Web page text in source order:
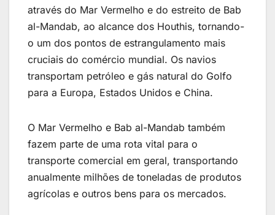
através do Mar Vermelho e do estreito de Bab
al-Mandab, ao alcance dos Houthis, tornando-
o um dos pontos de estrangulamento mais
cruciais do comércio mundial. Os navios
transportam petróleo e gás natural do Golfo
para a Europa, Estados Unidos e China.
O Mar Vermelho e Bab al-Mandab também
fazem parte de uma rota vital para o
transporte comercial em geral, transportando
anualmente milhões de toneladas de produtos
agrícolas e outros bens para os mercados.